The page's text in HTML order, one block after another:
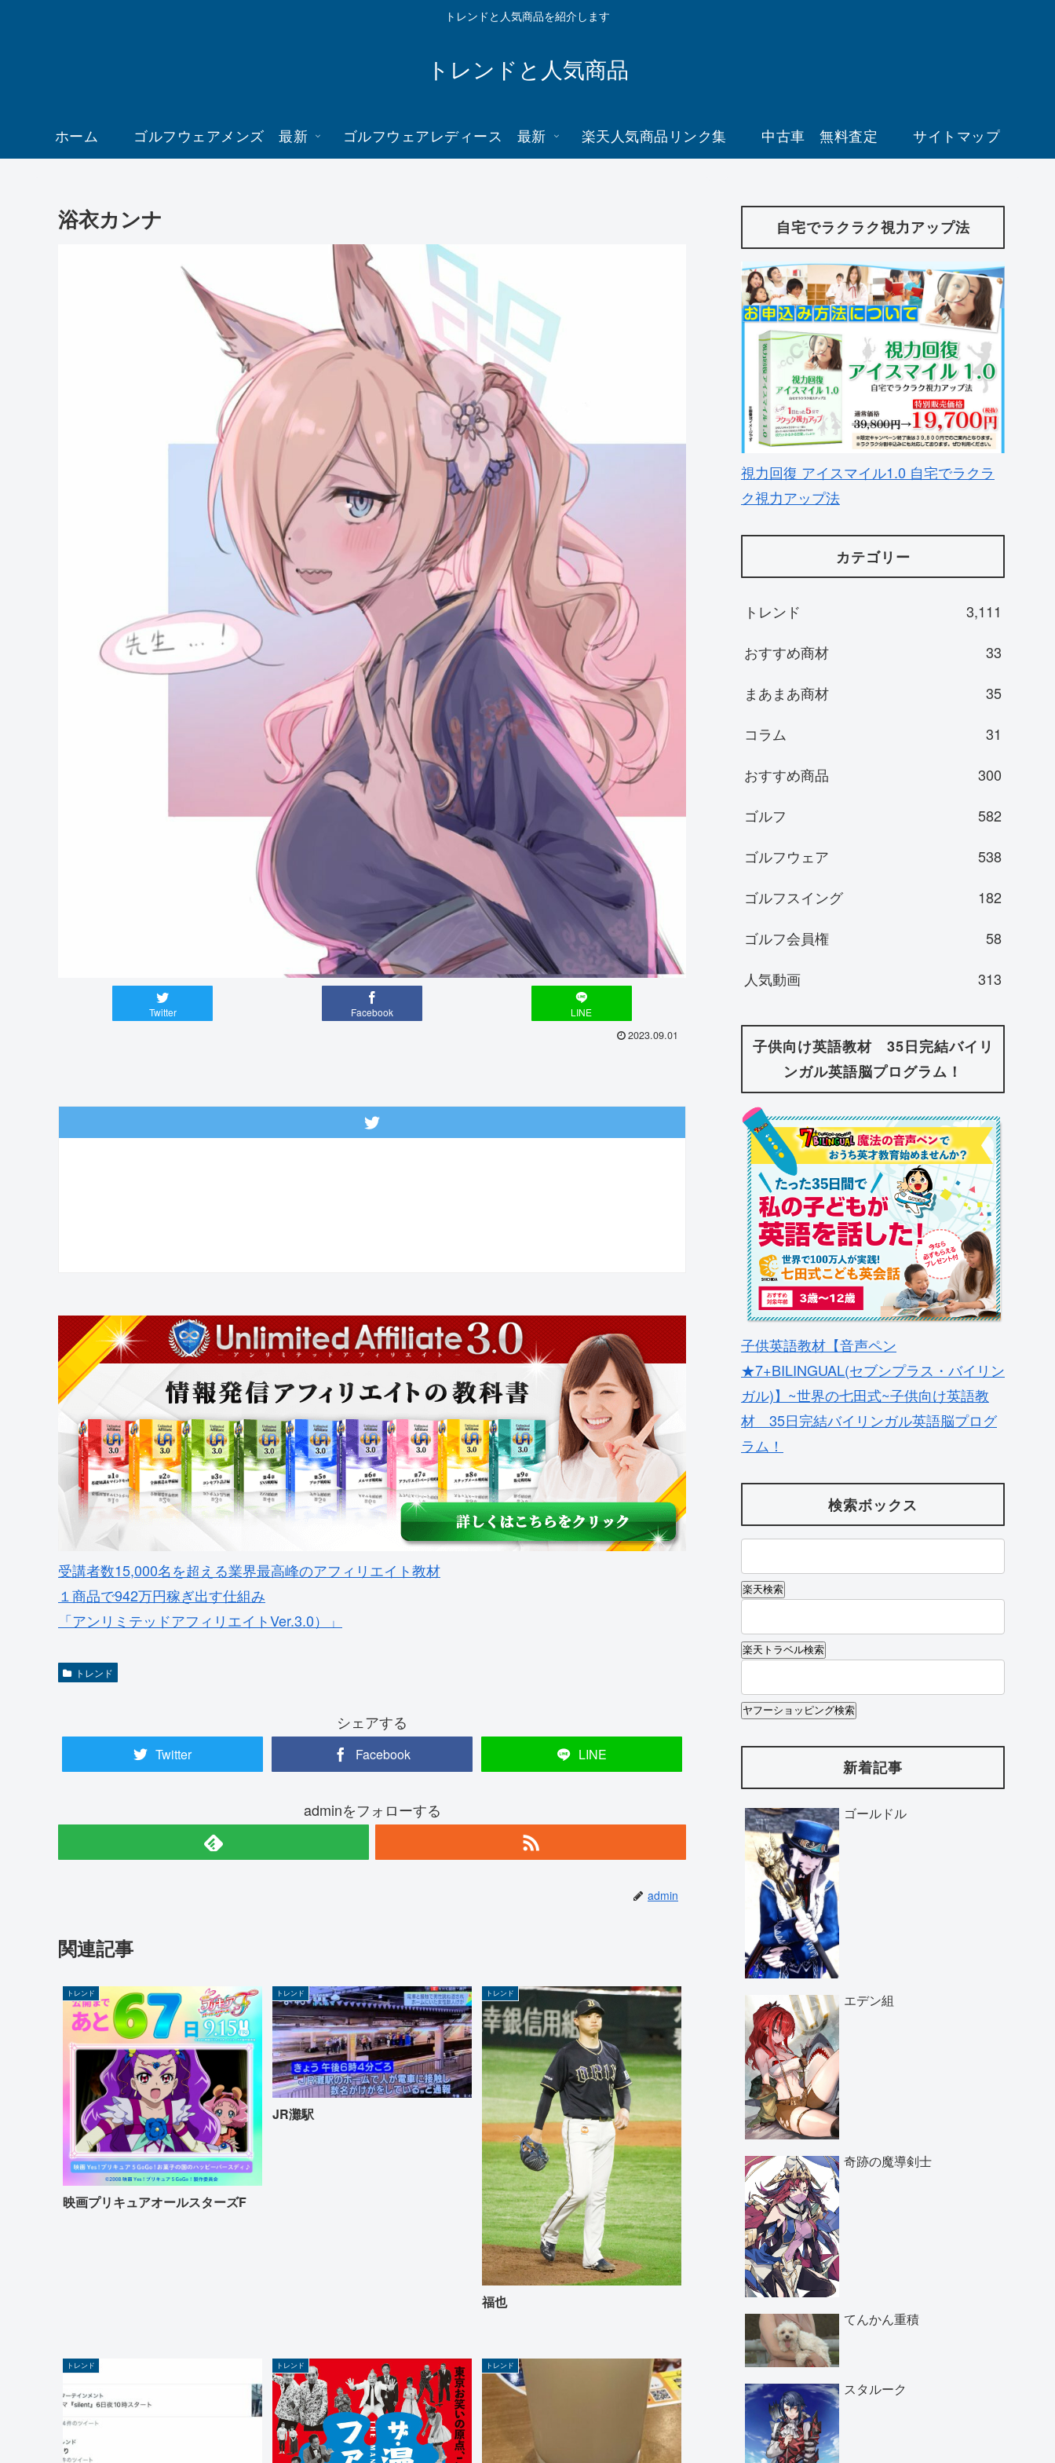
トレンドと人気商品を紹介します
トレンドと人気商品
ホーム ゴルフウェアメンズ 最新 ゴルフウェアレディース 最新 楽天人気商品リンク集 中古車 無料査定 サイトマップ
浴衣カンナ
Twitter Facebook LINE
2023.09.01
受講者数15,000名を超える業界最高峰のアフィリエイト教材
１商品で942万円稼ぎ出す仕組み
「アンリミテッドアフィリエイトVer.3.0）」
トレンド
シェアする
Twitter Facebook LINE
adminをフォローする
admin
関連記事
トレンド
映画プリキュアオールスターズF
トレンド
JR灘駅
トレンド
福也
トレンド トレンド トレンド
自宅でラクラク視力アップ法
視力回復 アイスマイル1.0 自宅でラクラ
ク視力アップ法
カテゴリー
トレンド
3,111
おすすめ商材
33
まあまあ商材
35
コラム
31
おすすめ商品
300
ゴルフ
582
ゴルフウェア
538
ゴルフスイング
182
ゴルフ会員権
58
人気動画
313
子供向け英語教材 35日完結バイリ
ンガル英語脳プログラム！
子供英語教材【音声ペン
★7+BILINGUAL(セブンプラス・バイリン
ガル)】~世界の七田式~子供向け英語教
材 35日完結バイリンガル英語脳プログ
ラム！
検索ボックス
新着記事
ゴールドル
エデン組
奇跡の魔導剣士
てんかん重積
スタルーク